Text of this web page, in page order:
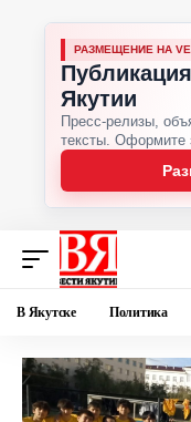
РАЗМЕЩЕНИЕ НА
Якутии
Пресс-релизы,
тексты. Оформите
В Якутске Политика